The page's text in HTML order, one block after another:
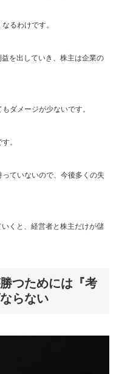
るわけです。
を出していき、株主は企業の
ダメージが少ないです。
。
ていないので、今後多くの失
くと、経営者と株主だけが儲
つためには『考
らない